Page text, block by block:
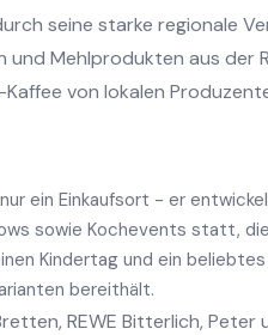
seine starke regionale
und Mehlprodukten aus der
von lokalen
ein Einkaufsort - er
sowie Kochevents statt,
Kindertag und ein
bereithält.
, REWE Bitterlich, Peter